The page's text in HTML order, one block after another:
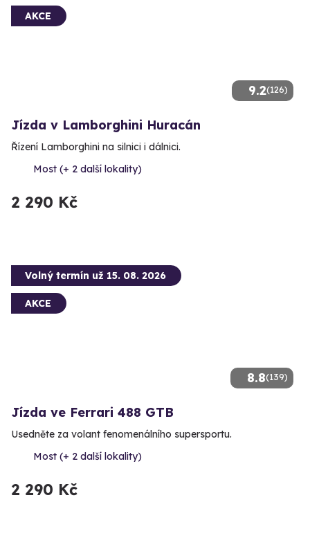
9.2(126)
AKCE
Jízda v Lamborghini Huracán
Řízení Lamborghini na silnici i dálnici.
Most (+ 2 další lokality)
2 290 Kč
8.8(139)
Volný termín už 15. 08. 2026
AKCE
Jízda ve Ferrari 488 GTB
Usedněte za volant fenomenálního supersportu.
Most (+ 2 další lokality)
2 290 Kč